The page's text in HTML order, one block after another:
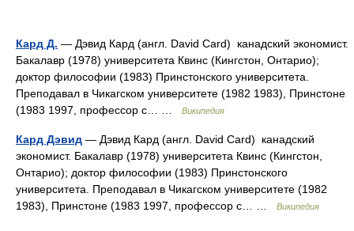
Кард Д. — Дэвид Кард (англ. David Card) канадский экономист.
Бакалавр (1978) университета Квинс (Кингстон, Онтарио);
доктор философии (1983) Принстонского университета.
Преподавал в Чикагском университете (1982 1983), Принстоне
(1983 1997, профессор с… …
Википедия
Кард Дэвид — Дэвид Кард (англ. David Card) канадский
экономист. Бакалавр (1978) университета Квинс (Кингстон,
Онтарио); доктор философии (1983) Принстонского
университета. Преподавал в Чикагском университете (1982
1983), Принстоне (1983 1997, профессор с… …
Википедия